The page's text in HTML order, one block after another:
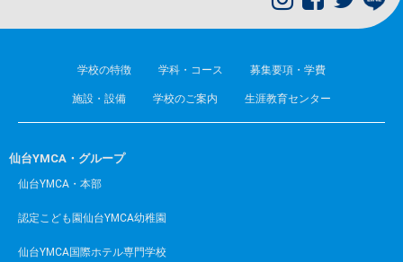
学校の特徴 学科・コース 募集要項・学費
施設・設備 学校のご案内 生涯教育センター
仙台YMCA・グループ
仙台YMCA・本部
認定こども園仙台YMCA幼稚園
仙台YMCA国際ホテル専門学校